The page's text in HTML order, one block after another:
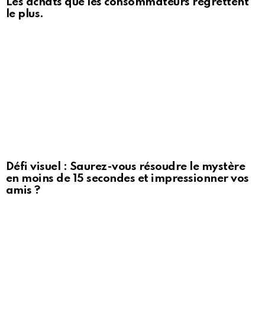
le plus.
Défi visuel : Saurez-vous résoudre le mystère
en moins de 15 secondes et impressionner vos
amis ?